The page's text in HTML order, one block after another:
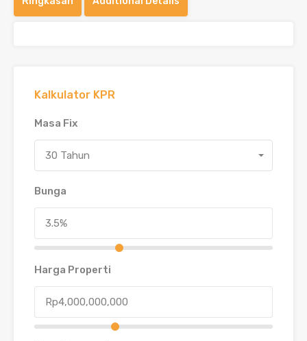
Kalkulator KPR
Masa Fix
30 Tahun
Bunga
Harga Properti